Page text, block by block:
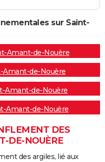
sur Saint-
Amant-de-Nouère
Amant-de-Nouère
Amant-de-Nouère
Amant-de-Nouère
DES
DE-NOUÈRE
des argiles, lié aux